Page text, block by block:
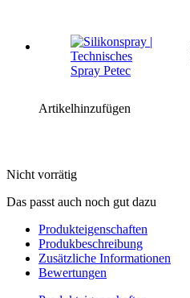
Artikelhinzufügen
Nicht vorrätig
Das passt auch noch gut dazu
Produkteigenschaften
Produkbeschreibung
Zusätzliche Informationen
Bewertungen